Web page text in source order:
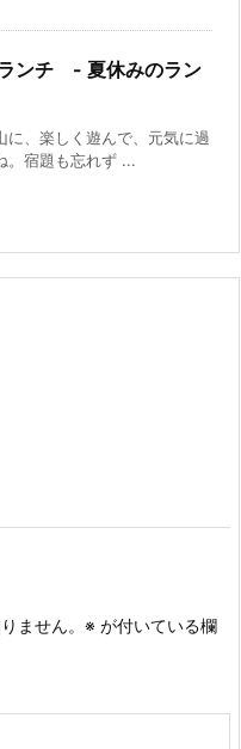
ンチ - 夏休みのラン
に、楽しく遊んで、元気に過
。宿題も忘れず ...
ません。 ※ が付いている欄